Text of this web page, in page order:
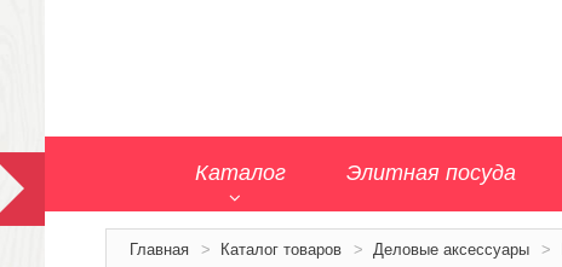
Каталог Элитная посуда
Главная > Каталог товаров > Деловые аксессуары >